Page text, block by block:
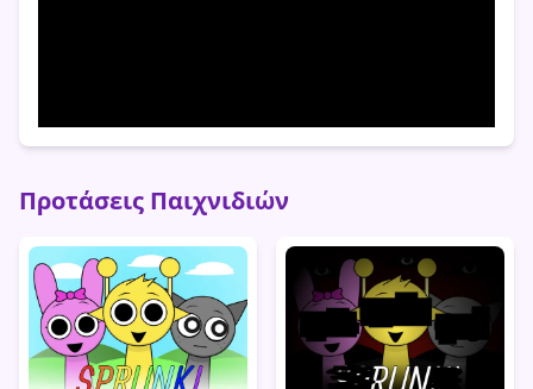
Προτάσεις Παιχνιδιών